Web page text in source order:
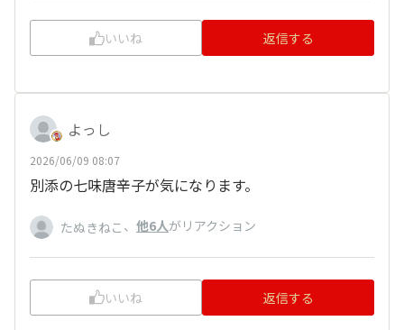
いいね 返信する
よっし
2026/06/09 08:07
別添の七味唐辛子が気になります。
たぬきねこ 、 他6人がリアクション
いいね 返信する